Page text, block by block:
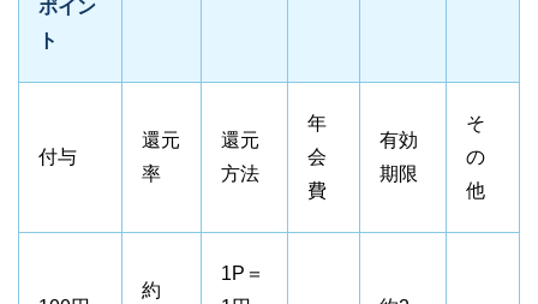
ポイン
ト
付与
還元
率
還元
方法
年
会
費
有効
期限
そ
の
他
約
1P＝